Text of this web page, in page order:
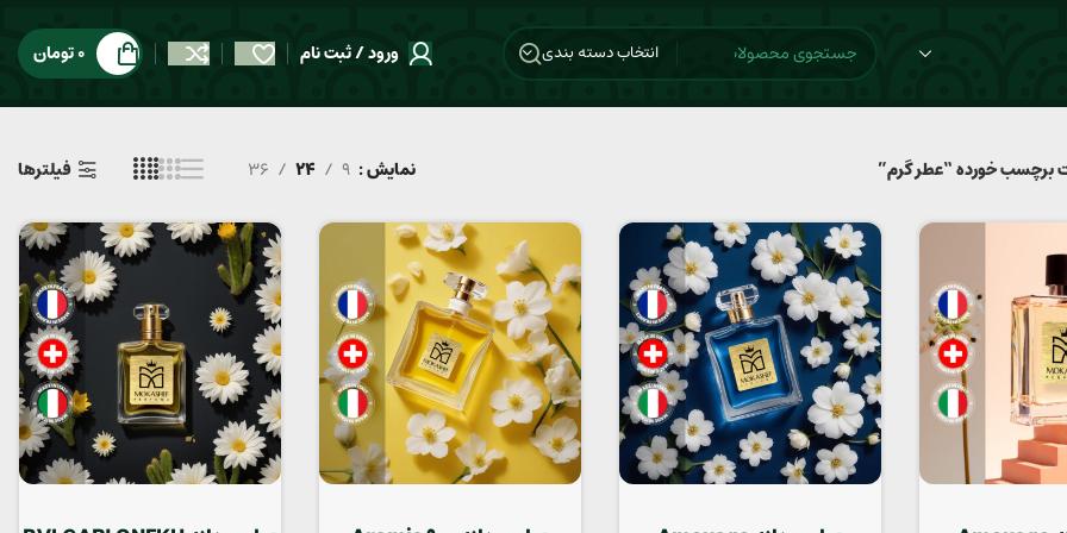
انتخاب دسته بندی ورود / ثبت نام 0تومان
برچسب خورده “عطر گرم” نمایش 9
24
36 فیلترها